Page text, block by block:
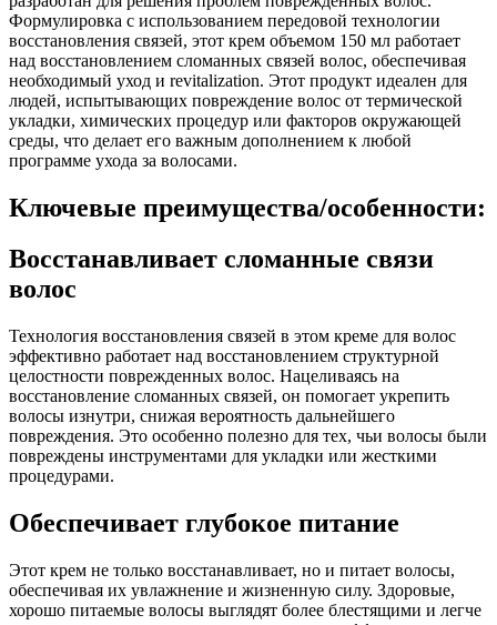
Формулировка с использованием передовой технологии
восстановления связей, этот крем объемом 150 мл работает
над восстановлением сломанных связей волос, обеспечивая
необходимый уход и revitalization. Этот продукт идеален для
людей, испытывающих повреждение волос от термической
укладки, химических процедур или факторов окружающей
среды, что делает его важным дополнением к любой
программе ухода за волосами.
Ключевые преимущества/особенности:
Восстанавливает сломанные связи
волос
Технология восстановления связей в этом креме для волос
эффективно работает над восстановлением структурной
целостности поврежденных волос. Нацеливаясь на
восстановление сломанных связей, он помогает укрепить
волосы изнутри, снижая вероятность дальнейшего
повреждения. Это особенно полезно для тех, чьи волосы были
повреждены инструментами для укладки или жесткими
процедурами.
Обеспечивает глубокое питание
Этот крем не только восстанавливает, но и питает волосы,
обеспечивая их увлажнение и жизненную силу. Здоровые,
хорошо питаемые волосы выглядят более блестящими и легче